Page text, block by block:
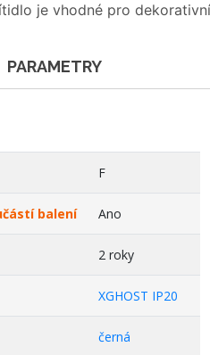
je vhodné pro
PARAMETRY
F
balení Ano
2 roky
XGHOST IP20
černá